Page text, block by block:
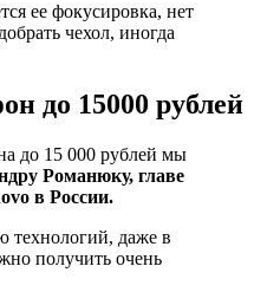
ее фокусировка, нет
чехол, иногда
до 15000 рублей
до 15 000 рублей мы
Романюку, главе
в России.
технологий, даже в
получить очень